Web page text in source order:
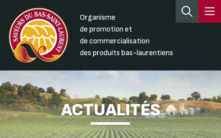
Organisme
de promotion et
de commercialisation
des produits bas-laurentiens
ACTUALITÉS